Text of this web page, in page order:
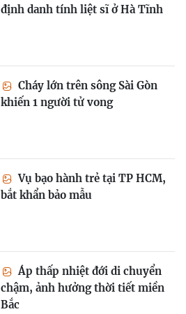
định danh tính liệt sĩ ở Hà Tĩnh
Cháy lớn trên sông Sài Gòn
khiến 1 người tử vong
Vụ bạo hành trẻ tại TP HCM,
bắt khẩn bảo mẫu
Áp thấp nhiệt đới di chuyển
chậm, ảnh hưởng thời tiết miền
Bắc